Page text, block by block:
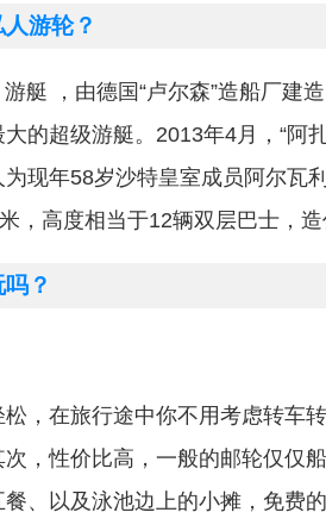
游轮？
艇 ，由德国“卢尔森”造船厂建
的超级游艇。2013年4月，“阿
现年58岁沙特皇室成员阿尔瓦
，高度相当于12辆双层巴士，
？
，在旅行途中你不用考虑转车
次，性价比高，一般的邮轮仅仅
、以及泳池边上的小摊，免费